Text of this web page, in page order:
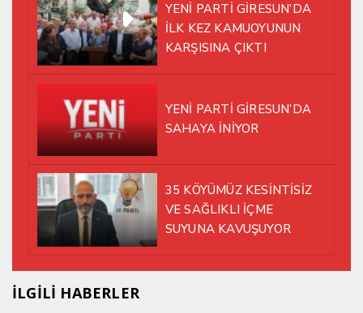
YÜRÜMEYE KARAR VERDİK
YENİ PARTİ GİRESUN’DA
İLK KEZ KAMUOYUNUN
KARŞISINA ÇIKTI
YENİ PARTİ GİRESUN’DA
SAHAYA İNİYOR
35 KÖYÜMÜZ KESİNTİSİZ
VE SAĞLIKLI İÇME
SUYUNA KAVUŞUYOR
İLGİLİ HABERLER